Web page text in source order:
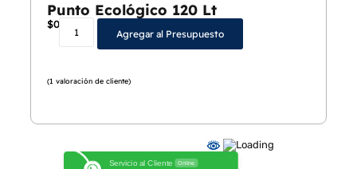
Punto Ecológico 120 Lt
$0
Agregar al Presupuesto
(1 valoración de cliente)
Servicio al Cliente Online